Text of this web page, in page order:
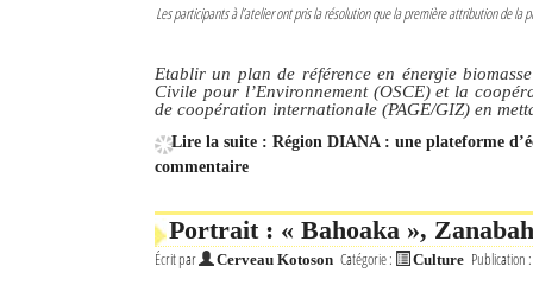
Les participants à l’atelier ont pris la résolution que la première attribution de
Etablir un plan de référence en énergie
Civile pour l’Environnement (OSCE) et la
de coopération internationale (PAGE/GIZ) en
Lire la suite : Région DIANA : une plateforme
commentaire
Portrait : « Bahoaka »,
Écrit par Cerveau Kotoson Catégorie : Culture Publication :